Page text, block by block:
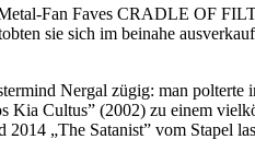
Fan Faves CRADLE OF
sie sich im beinahe
Nergal zügig: man polterte
Cultus” (2002) zu einem
„The Satanist” vom Stapel